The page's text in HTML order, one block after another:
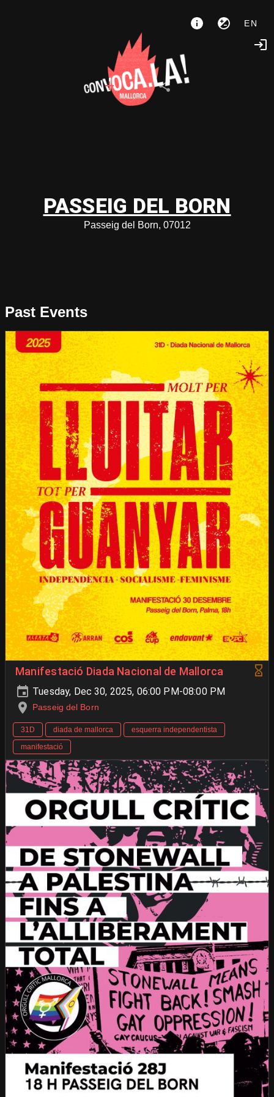
EN
PASSEIG DEL BORN
Passeig del Born, 07012
Past Events
Manifestació Diada Nacional de Mallorca
Tuesday, Dec 30, 2025, 06:00 PM-08:00 PM
Passeig del Born
31D diada de mallorca
esquerra independentista
manifestació